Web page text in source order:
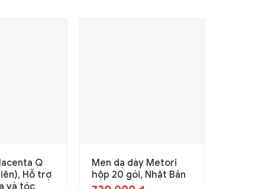
Q
Hỗ trợ
Men dạ dày Metori
hộp 20 gói, Nhật Bản